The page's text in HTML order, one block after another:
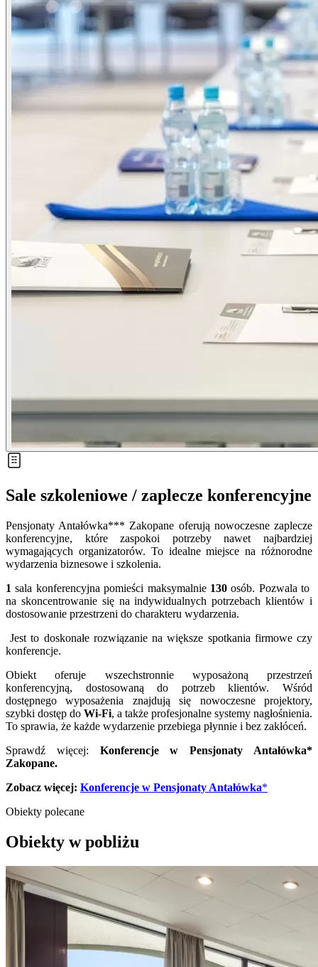
Sale szkoleniowe / zaplecze konferencyjne
Pensjonaty Antałówka*** Zakopane oferują nowoczesne zaplecze
konferencyjne, które zaspokoi potrzeby nawet najbardziej
wymagających organizatorów. To idealne miejsce na różnorodne
wydarzenia biznesowe i szkolenia.
1 sala konferencyjna pomieści maksymalnie 130osób. Pozwala to
na skoncentrowanie się na indywidualnych potrzebach klientów i
dostosowanie przestrzeni do charakteru wydarzenia.
Jest to doskonałe rozwiązanie na większe spotkania firmowe czy
konferencje.
Obiekt oferuje wszechstronnie wyposażoną przestrzeń
konferencyjną, dostosowaną do potrzeb klientów. Wśród
dostępnego wyposażenia znajdują się nowoczesne projektory,
szybki dostęp do Wi-Fi, a także profesjonalne systemy nagłośnienia.
To sprawia, że każde wydarzenie przebiega płynnie i bez zakłóceń.
Sprawdź więcej: Konferencje w Pensjonaty Antałówka*
Zakopane.
Zobacz więcej: Konferencje w Pensjonaty Antałówka*
Obiekty polecane
Obiekty w pobliżu